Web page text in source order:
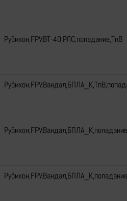
Рубикон,FPV,ВТ-40,РЛС,попадание,ТпВ
Рубикон,FPV,Вандал,БПЛА_К,попадание
Рубикон,FPV,Вандал,БПЛА_К,попадание